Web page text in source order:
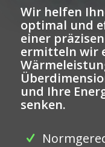
Wir helfen
optimal und
einer
ermitteln wir
und Ihre
senken.